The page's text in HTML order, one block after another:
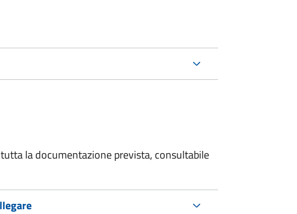
la documentazione prevista, consultabile